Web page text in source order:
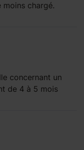
chargé.
concernant un
de 4 à 5 mois